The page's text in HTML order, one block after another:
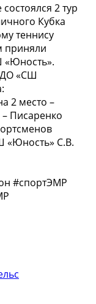
2 тур
Кубка
теннису
приняли
ДО «СШ
2 место –
Писаренко
«Юность» С.В.
#спортЭМР